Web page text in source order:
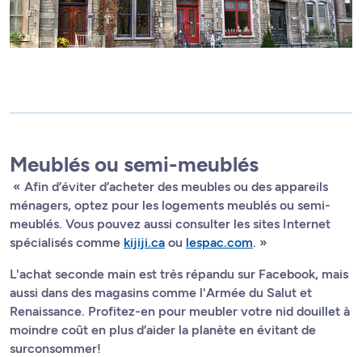
Meublés ou semi-meublés
« Afin d’éviter d’acheter des meubles ou des appareils
ménagers, optez pour les logements meublés ou semi-
meublés. Vous pouvez aussi consulter les sites Internet
spécialisés comme kijiji.ca ou lespac.com. »
L'achat seconde main est très répandu sur Facebook, mais
aussi dans des magasins comme l'Armée du Salut et
Renaissance. Profitez-en pour meubler votre nid douillet à
moindre coût en plus d’aider la planète en évitant de
surconsommer!